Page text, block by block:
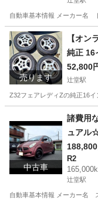
自動車基本情報 メーカー名
神奈川 藤沢市 辻堂駅
売ります
【オン
純正 16
4本セ
品、
52,800
辻堂駅
Z32フェアレディZの純正16
辻堂駅
中古車
諸費用
ュアル
山☆マニ
188,800
R2
辻堂駅
自動車基本情報 メーカー名